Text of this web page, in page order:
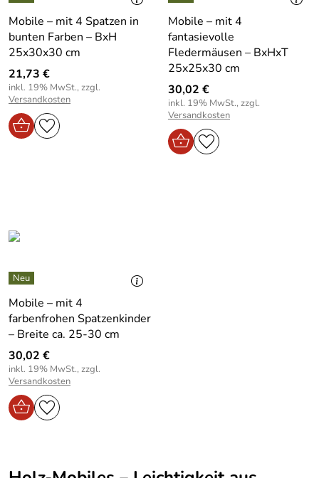
Mobile – mit 4 Spatzen in
bunten Farben – BxH
25x30x30 cm
21,73 €
inkl. 19% MwSt., zzgl.
Versandkosten
Mobile – mit 4
fantasievolle
Fledermäusen – BxHxT
25x25x30 cm
30,02 €
inkl. 19% MwSt., zzgl.
Versandkosten
Mobile – mit 4
farbenfrohen Spatzenkinder
– Breite ca. 25-30 cm
30,02 €
inkl. 19% MwSt., zzgl.
Versandkosten